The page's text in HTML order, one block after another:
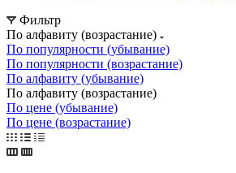
Фильтр
По алфавиту (возрастание)
По популярности (убывание)
По популярности (возрастание)
По алфавиту (убывание)
По алфавиту (возрастание)
По цене (убывание)
По цене (возрастание)